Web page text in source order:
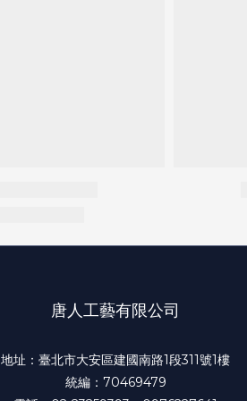
唐人工藝有限公司
地址：臺北市大安區建國南路1段311號1樓
統編：70469479